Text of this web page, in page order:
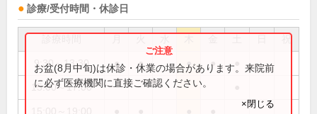
診療/受付時間・休診日
祝
9:30～13:30 ● ● ● ●
15:00～17:00
お盆(8月中旬)は休診・休業の場合があります。来院前
に必ず医療機関に直接ご確認ください。
×閉じる